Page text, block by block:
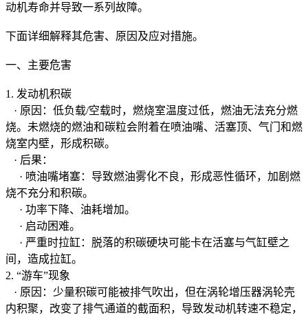
动机寿命并导致一系列故障。
下面详细解释其危害、原因及应对措施。
一、主要危害
1. 发动机积碳
· 原因：低负载/空载时，燃烧室温度过低，燃油无法充分燃
烧。未燃烧的燃油和碳粒会附着在喷油嘴、活塞顶、气门和燃
烧室内壁，形成积碳。
· 后果：
· 喷油嘴堵塞：导致燃油雾化不良，形成恶性循环，加剧燃
烧不充分和积碳。
· 功率下降、油耗增加。
· 启动困难。
· 严重时拉缸：脱落的积碳硬块可能卡在活塞与气缸壁之
间，造成拉缸。
2. “游车”现象
· 原因：少量积碳可能被排气吹出，但在涡轮增压器涡轮壳
内积聚，改变了排气通道的截面积，导致发动机转速不稳定，